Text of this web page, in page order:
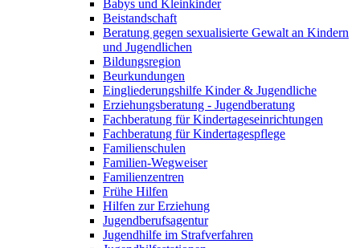
Babys und Kleinkinder
Beistandschaft
Beratung gegen sexualisierte Gewalt an Kindern
und Jugendlichen
Bildungsregion
Beurkundungen
Eingliederungshilfe Kinder & Jugendliche
Erziehungsberatung - Jugendberatung
Fachberatung für Kindertageseinrichtungen
Fachberatung für Kindertagespflege
Familienschulen
Familien-Wegweiser
Familienzentren
Frühe Hilfen
Hilfen zur Erziehung
Jugendberufsagentur
Jugendhilfe im Strafverfahren